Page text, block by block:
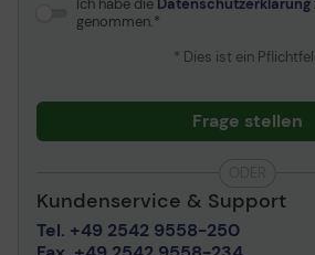
genommen.
* Dies ist ein
Frage stellen
Kundenservice & Support
Tel. +49 2542 9558-250